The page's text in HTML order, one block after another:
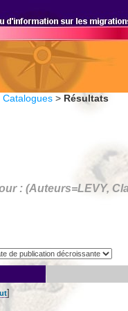
Catalogues > Résultats
: (Auteurs=LEVY,
]